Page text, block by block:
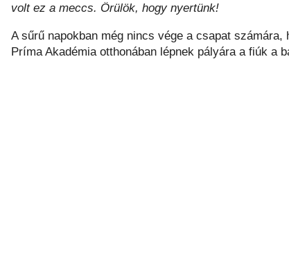
volt ez a meccs. Örülök, hogy nyertünk!
A sűrű napokban még nincs vége a csapat
Príma Akadémia otthonában lépnek pályára a fiúk a